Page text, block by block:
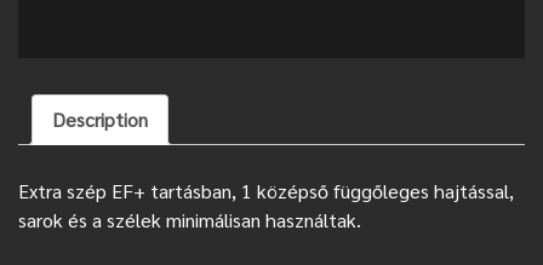
Description
Extra szép EF+ tartásban, 1 középső függőleges hajtással,
sarok és a szélek minimálisan használtak.